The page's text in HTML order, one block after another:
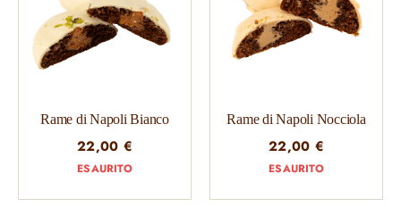
Rame di Napoli Bianco
22,00 €
ESAURITO
Rame di Napoli Nocciola
22,00 €
ESAURITO